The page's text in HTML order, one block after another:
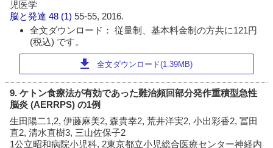
児医学
脳と発達 48 (1)55-55, 2016.
全文ダウンロード： 従量制、基本料金制の方共に121円
(税込) です。
download 全文ダウンロード(1.39MB)
9. ケトン食療法が有効であった難治頻回部分発作重積型急性
脳炎 (AERRPS) の1例
生田陽二1,2, 伊藤麻美2, 森貴幸2, 荒井洋実2, 小出彩香2, 冨田
直2, 清水直樹3, 三山佐保子2
1公立昭和病院小児科, 2東京都立小児総合医療センター神経内